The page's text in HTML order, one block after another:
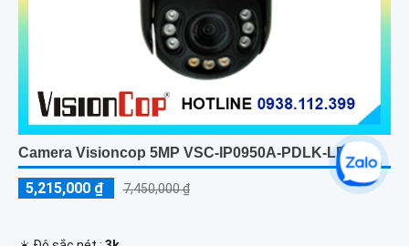
Camera Visioncop 5MP VSC-IP0950A-PDLK-LBC
5,215,000 ₫ 7,450,000 ₫